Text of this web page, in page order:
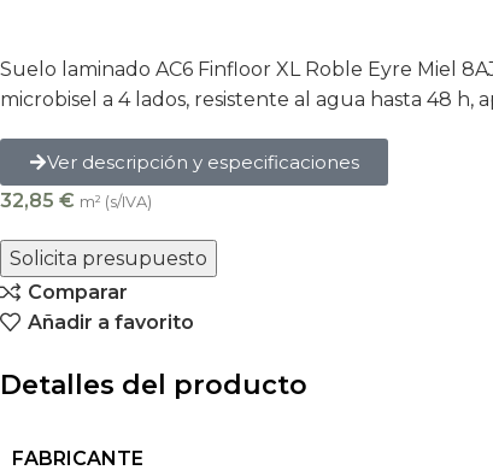
Suelo laminado AC6 Finfloor XL Roble Eyre Miel
microbisel a 4 lados, resistente al agua hasta 48
Ver descripción y especificaciones
32,85 € m² (s/IVA)
Solicita presupuesto
Comparar
Añadir a favorito
Detalles del producto
FABRICANTE